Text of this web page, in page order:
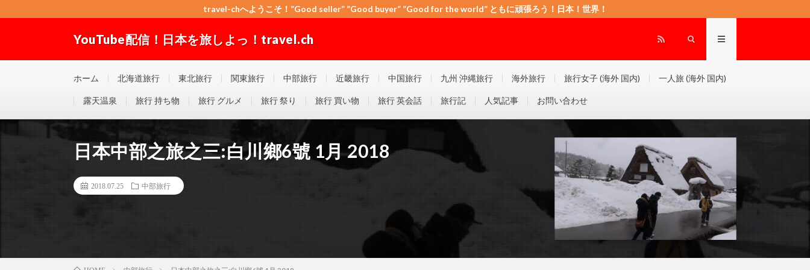
travel-chへようこそ！”Good seller” ”Good buyer” ”Good for the world” ともに頑張ろう！日本！世界！
YouTube配信！日本を旅しよっ！travel.ch
ホーム 北海道旅行 東北旅行 関東旅行 中部旅行 近畿旅行 中国旅行 九州 沖縄旅行 海外旅行 旅行女子 (海外 国内) 一人旅 (海外 国内)
露天温泉 旅行 持ち物 旅行 グルメ 旅行 祭り 旅行 買い物 旅行 英会話 旅行記 人気記事 お問い合わせ
日本中部之旅之三:白川鄉6號 1月 2018
2018.07.25 中部旅行